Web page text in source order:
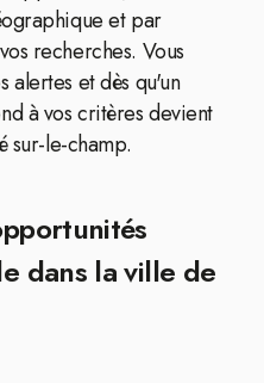
et par
recherches. Vous
alertes et dès qu'un
à vos critères devient
sur-le-champ.
dans la ville de